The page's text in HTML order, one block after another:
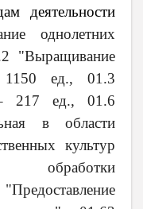
деятельности
однолетних
"Выращивание
1150 ед., 01.3
– 217 ед., 01.6
в области
культур
обработки